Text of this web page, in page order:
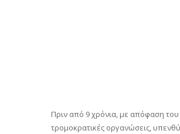
Πριν από 9 χρόνια, με απόφαση
τρομοκρατικές οργανώσεις,